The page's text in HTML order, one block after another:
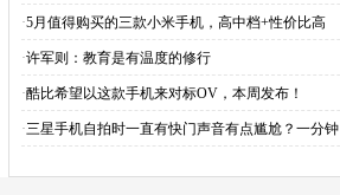
·5月值得购买的三款小米手机，高中档+性价比高
·许军则：教育是有温度的修行
·酷比希望以这款手机来对标OV，本周发布！
·三星手机自拍时一直有快门声音有点尴尬？一分钟